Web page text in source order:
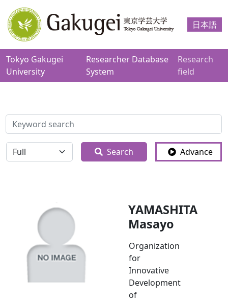
日本語
Tokyo Gakugei
University
Researcher Database
System
Research
field
検索
全体 Search Advance
YAMASHITA
Masayo
Organization
for
Innovative
Development
of